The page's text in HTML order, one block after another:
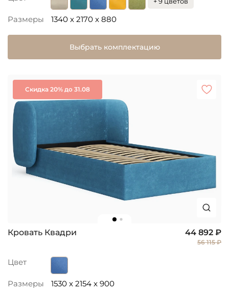
Размеры 1340 x 2170 x 880
Выбрать комплектацию
Скидка 20% до 31.08
Кровать Квадри 44 892 ₽
56 115 ₽
Цвет
Размеры 1530 x 2154 x 900